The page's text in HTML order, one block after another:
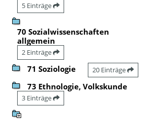
5 Einträge
70 Sozialwissenschaften
allgemein
2 Einträge
71 Soziologie 20 Einträge
73 Ethnologie, Volkskunde
3 Einträge